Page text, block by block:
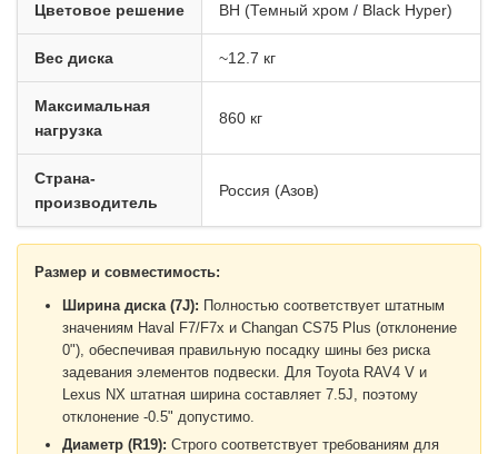
Цветовое решение BH (Темный хром / Black Hyper)
Вес диска ~12.7 кг
Максимальная
нагрузка
860 кг
Страна-
производитель
Россия (Азов)
Размер и совместимость:
Ширина диска (7J): Полностью соответствует штатным
значениям Haval F7/F7x и Changan CS75 Plus (отклонение
0"), обеспечивая правильную посадку шины без риска
задевания элементов подвески. Для Toyota RAV4 V и
Lexus NX штатная ширина составляет 7.5J, поэтому
отклонение -0.5" допустимо.
Диаметр (R19): Строго соответствует требованиям для